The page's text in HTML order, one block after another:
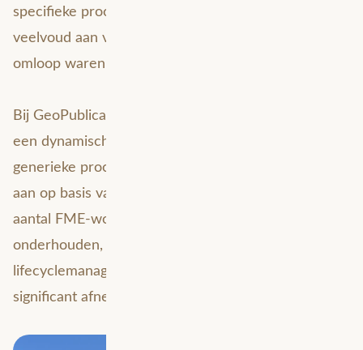
specifieke processen die in aantal toenamen en een
veelvoud aan verschillende softwareversies die in
omloop waren.
Bij GeoPublicatie wordt er daarom gekozen voor
een dynamische aanpak: een beperkt aantal
generieke processen in FME stuurt alle processen
aan op basis van configuratietabellen. Dit beperkte
aantal FME-workflows is veel eenvoudiger te
onderhouden, waardoor de tijd die aan
lifecyclemanagement besteed moet worden
significant afneemt.